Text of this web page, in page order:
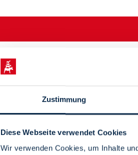
Zustimmung
Diese Webseite verwendet Cookies
Wir verwenden Cookies, um Inhalte